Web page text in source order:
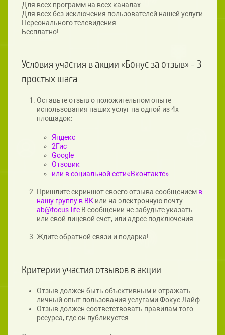
Для всех программ на всех каналах.
Для всех без исключения пользователей нашей услуги
Персонального телевидения.
Бесплатно!
Условия участия в акции «Бонус за отзыв» - 3
простых шага
Оставьте отзыв о положительном опыте
использования наших услуг на одной из 4х
площадок:
Яндекс
2Гис
Google
Отзовик
или в социальной сети«Вконтакте»
Пришлите скриншот своего отзыва сообщением в
нашу группу в ВК или на электронную почту
ab@focus.life В сообщении не забудьте указать
или свой лицевой счет, или адрес подключения.
Ждите обратной связи и подарка!
Критерии участия отзывов в акции
Отзыв должен быть объективным и отражать
личный опыт пользования услугами Фокус Лайф.
Отзыв должен соответствовать правилам того
ресурса, где он публикуется.